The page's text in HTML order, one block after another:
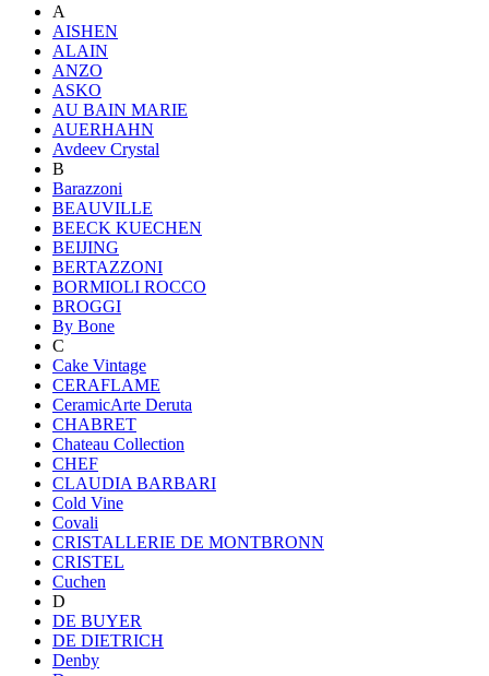
A
AISHEN
ALAIN
ANZO
ASKO
AU BAIN MARIE
AUERHAHN
Avdeev Crystal
B
Barazzoni
BEAUVILLE
BEECK KUECHEN
BEIJING
BERTAZZONI
BORMIOLI ROCCO
BROGGI
By Bone
C
Cake Vintage
CERAFLAME
CeramicArte Deruta
CHABRET
Chateau Collection
CHEF
CLAUDIA BARBARI
Cold Vine
Covali
CRISTALLERIE DE MONTBRONN
CRISTEL
Cuchen
D
DE BUYER
DE DIETRICH
Denby